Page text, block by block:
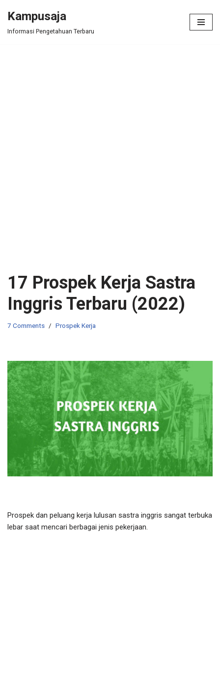
Skip
Kampusaja
Informasi Pengetahuan Terbaru
17 Prospek Kerja Sastra
Inggris Terbaru (2022)
7 Comments Prospek Kerja
Prospek dan peluang kerja lulusan sastra inggris sangat terbuka
lebar saat mencari berbagai jenis pekerjaan.